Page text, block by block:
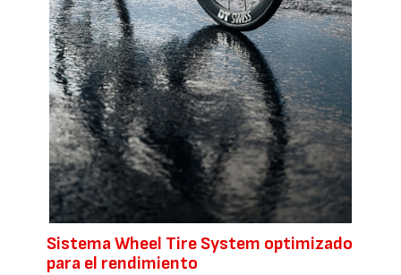
Sistema Wheel Tire System optimizado
para el rendimiento